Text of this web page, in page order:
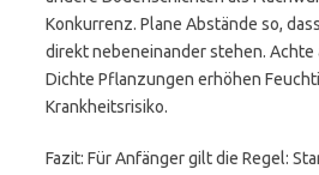
Konkurrenz. Plane Abstände so,
direkt nebeneinander stehen. Achte
Dichte Pflanzungen erhöhen
Krankheitsrisiko.
Fazit: Für Anfänger gilt die Regel: